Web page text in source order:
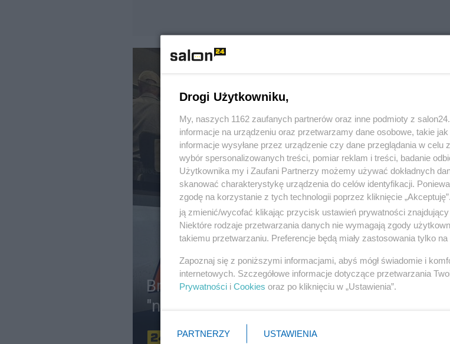
Brak klimatyzacji w wielu pociągach PKP.
"nie zaproponowali wody"
Redakcja TRANSPORT
Drogi Użytkowniku,
My, naszych 1162 zaufanych partnerów oraz inne podmioty z
informacje na urządzeniu oraz przetwarzamy dane osobowe, takie
informacje wysyłane przez urządzenie czy dane przeglądania w celu
wybór spersonalizowanych treści, pomiar reklam i treści, badanie
Użytkownika my i Zaufani Partnerzy możemy używać dokładnych
skanować charakterystykę urządzenia do celów identyfikacji.
zgodę na korzystanie z tych technologii poprzez kliknięcie
ją zmienić/wycofać klikając przycisk ustawień prywatności
Niektóre rodzaje przetwarzania danych nie wymagają zgody
takiemu przetwarzaniu. Preferencje będą miały zastosowania tylko na
Zapoznaj się z poniższymi informacjami, abyś mógł świadomie i
internetowych. Szczegółowe informacje dotyczące przetwarzania
Prywatności i Cookies oraz po kliknięciu w „Ustawienia”.
PARTNERZY USTAWIENIA